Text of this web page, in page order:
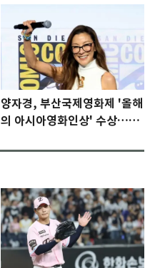
양자경, 부산국제영화제 '올해
의 아시아영화인상' 수상…15